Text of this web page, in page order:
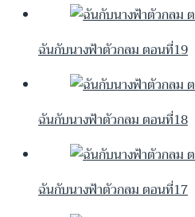
ฉันกับนางฟ้าตัวกลม ตอนที่19
ฉันกับนางฟ้าตัวกลม ตอนที่18
ฉันกับนางฟ้าตัวกลม ตอนที่17